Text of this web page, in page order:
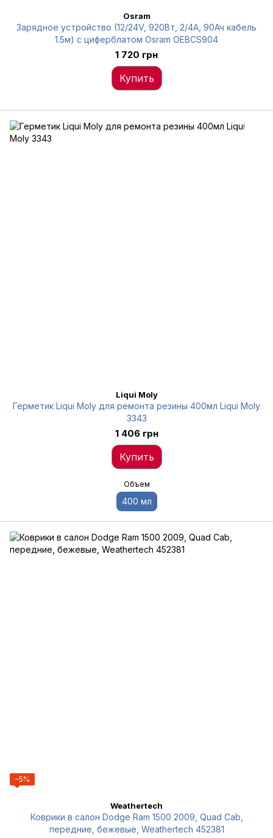
Osram
Зарядное устройство (12/24V, 920Вт, 2/4А, 90Ач кабель
1.5м) с циферблатом Osram OEBCS904
1 720 грн
Купить
Liqui Moly
Герметик Liqui Moly для ремонта резины 400мл Liqui Moly
3343
1 406 грн
Купить
Объем
400 мл
−5%
Weathertech
Коврики в салон Dodge Ram 1500 2009, Quad Cab,
передние, бежевые, Weathertech 452381